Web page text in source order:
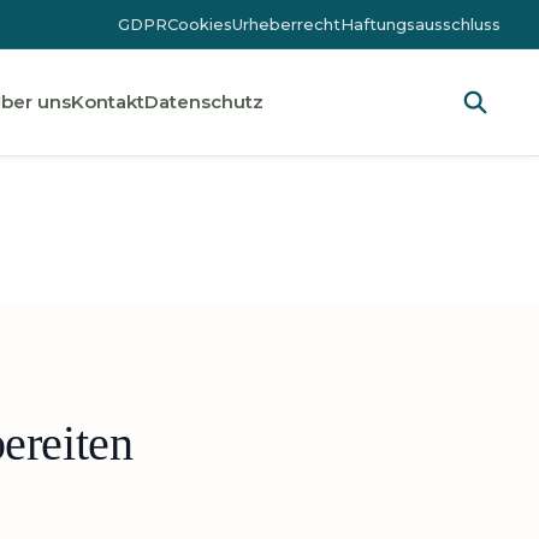
GDPRCookiesUrheberrechtHaftungsausschluss
unsKontaktDatenschutz